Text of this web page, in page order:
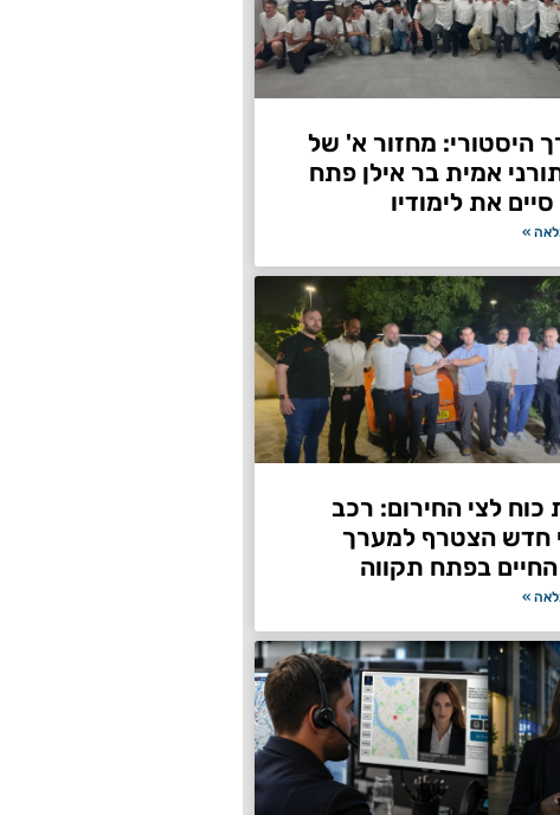
היסטורי: מחזור א' של
אמית בר אילן פתח
את לימודיו
»
כוח לצי החירום: רכב
חדש הצטרף למערך
בפתח תקווה
»